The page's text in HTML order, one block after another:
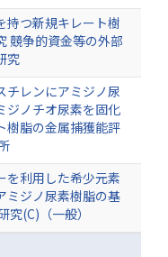
持つ新規キレート樹
競争的資金等の外部
究
チレンにアミジノ尿
ジノチオ尿素を固化
樹脂の金属捕獲能評
を利用した希少元素
ミジノ尿素樹脂の基
究(C)（一般）